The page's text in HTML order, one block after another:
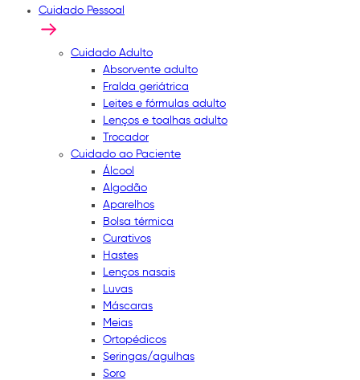
Cuidado Pessoal
Cuidado Adulto
Absorvente adulto
Fralda geriátrica
Leites e fórmulas adulto
Lenços e toalhas adulto
Trocador
Cuidado ao Paciente
Álcool
Algodão
Aparelhos
Bolsa térmica
Curativos
Hastes
Lenços nasais
Luvas
Máscaras
Meias
Ortopédicos
Seringas/agulhas
Soro